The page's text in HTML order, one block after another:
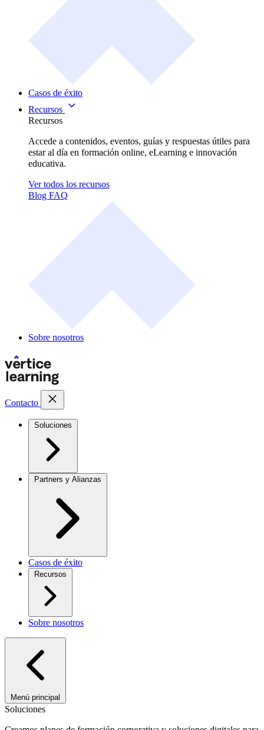
Casos de éxito
Recursos
Recursos
Accede a contenidos, eventos, guías y respuestas útiles para
estar al día en formación online, eLearning e innovación
educativa.
Ver todos los recursos
Blog FAQ
Sobre nosotros
Contacto
Soluciones
Partners y Alianzas
Casos de éxito
Recursos
Sobre nosotros
Menú principal
Soluciones